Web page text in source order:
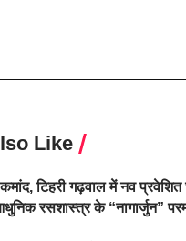
Like
कमांद, टिहरी गढ़वाल में नव
रसशास्त्र के “नागार्जुन”